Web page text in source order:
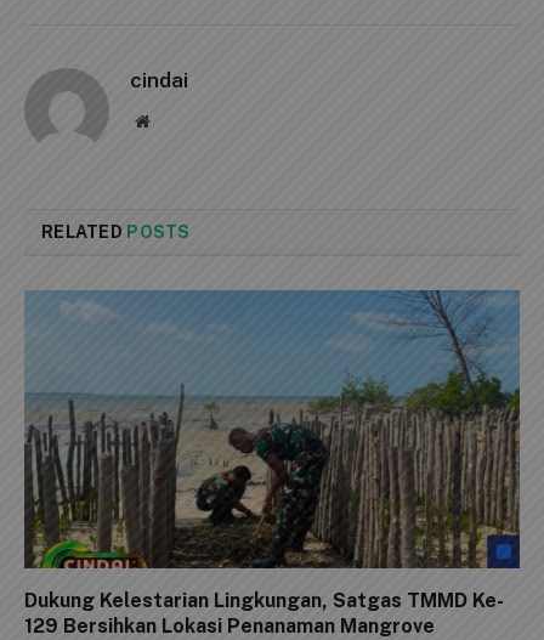
cindai
Website
RELATED POSTS
Dukung Kelestarian Lingkungan, Satgas TMMD Ke-
129 Bersihkan Lokasi Penanaman Mangrove